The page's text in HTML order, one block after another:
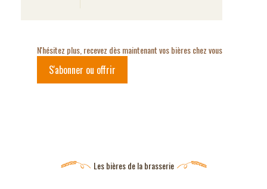
N'hésitez plus, recevez dès maintenant vos bières chez vous
S'abonner ou offrir
Les bières de la brasserie